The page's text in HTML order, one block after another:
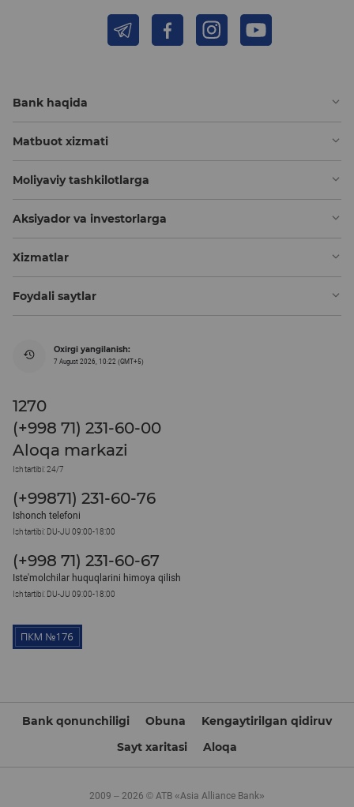
Bank haqida
Matbuot xizmati
Moliyaviy tashkilotlarga
Aksiyador va investorlarga
Xizmatlar
Foydali saytlar
Oxirgi yangilanish:
7 August 2026, 10:22 (GMT+5)
1270
(+998 71) 231-60-00
Aloqa markazi
Ish tartibi: 24/7
(+99871) 231-60-76
Ishonch telefoni
Ish tartibi: DU-JU 09:00-18:00
(+998 71) 231-60-67
Iste'molchilar huquqlarini himoya qilish
Ish tartibi: DU-JU 09:00-18:00
Bank qonunchiligi Obuna
Kengaytirilgan qidiruv
Sayt xaritasi
Aloqa
2009 – 2026 © ATB «Asia Alliance Bank»